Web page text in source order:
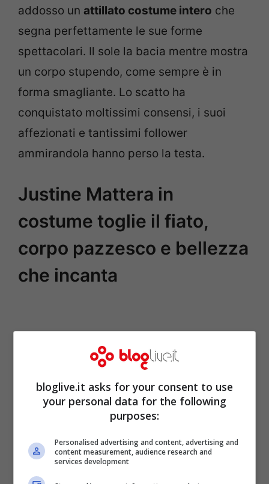
addosso un attillato costume intero che
segna perfettamente le sue forme
spettacolari. Il sole la bacia mentre mostra
un corpo stupendo, come sempre è in
forma smagliante. Lo scatto ha
conquistato moltissimi consensi, i suoi
affezionati e tantissimi follower
ammirandola hanno perso la testa.
Justine Mattera in
costume toglie il fiato,
corpo pazzesco e bellezza
che incanta
bloglive.it asks for your consent to use
your personal data for the following
purposes:
Personalised advertising and content, advertising and
content measurement, audience research and
services development